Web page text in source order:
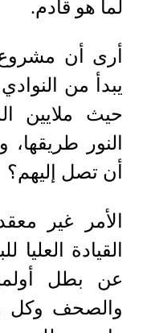
لما هو قادم.
أرى أن
يبدأ من
حيث ملايين
النور
أن تصل إليهم؟
الأمر غير
القيادة
عن بطل
والصحف وكل